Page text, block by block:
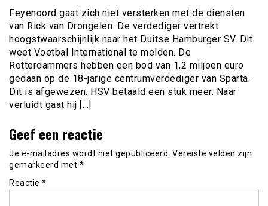
Feyenoord gaat zich niet versterken met de diensten
van Rick van Drongelen. De verdediger vertrekt
hoogstwaarschijnlijk naar het Duitse Hamburger SV. Dit
weet Voetbal International te melden. De
Rotterdammers hebben een bod van 1,2 miljoen euro
gedaan op de 18-jarige centrumverdediger van Sparta.
Dit is afgewezen. HSV betaald een stuk meer. Naar
verluidt gaat hij […]
Geef een reactie
Je e-mailadres wordt niet gepubliceerd. Vereiste velden zijn
gemarkeerd met *
Reactie *